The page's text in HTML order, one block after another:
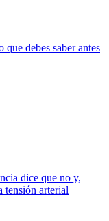
debes saber antes
dice que no y,
tensión arterial